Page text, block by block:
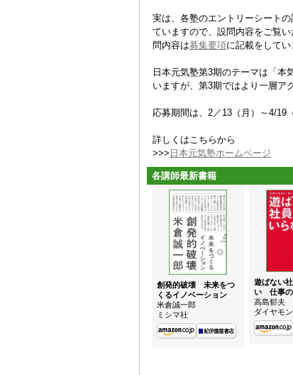
実は、各塾のエントリーシート
ていますので、設問内容をご覧
問内容は募集要項に記載をしてい
日本元気塾第3期のテーマは「本
いますが、第3期ではより一層ア
応募期間は、2／13（月）～4/19
詳しくはこちらから
>>> 日本元気塾ホームページ
各講師最新書籍
創発的破壊 未来をつ
くるイノベーション
米倉誠一郎
ミシマ社
遊ばない
い 仕事の
高島郁夫
ダイヤモ